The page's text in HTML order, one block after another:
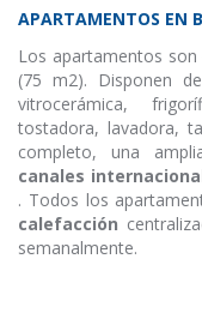
APARTAMENTOS EN
Los apartamentos
(75 m2). Disponen
vitrocerámica,
tostadora, lavadora,
completo, una
canales
. Todos los
calefacción
semanalmente.